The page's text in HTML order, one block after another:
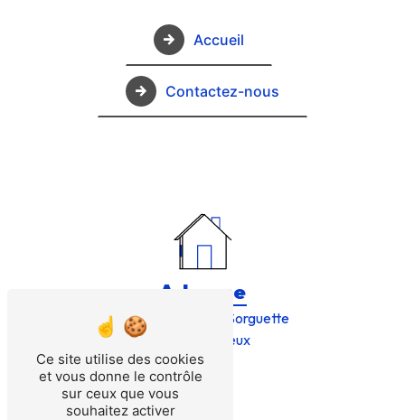
Accueil
Contactez-nous
Adresse
1009 Chem. de la Sorguette
84170 Monteux
Ce site utilise des cookies
et vous donne le contrôle
sur ceux que vous
souhaitez activer